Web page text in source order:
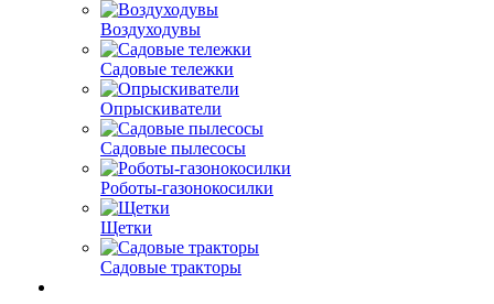
Воздуходувы
Садовые тележки
Опрыскиватели
Садовые пылесосы
Роботы-газонокосилки
Щетки
Садовые тракторы